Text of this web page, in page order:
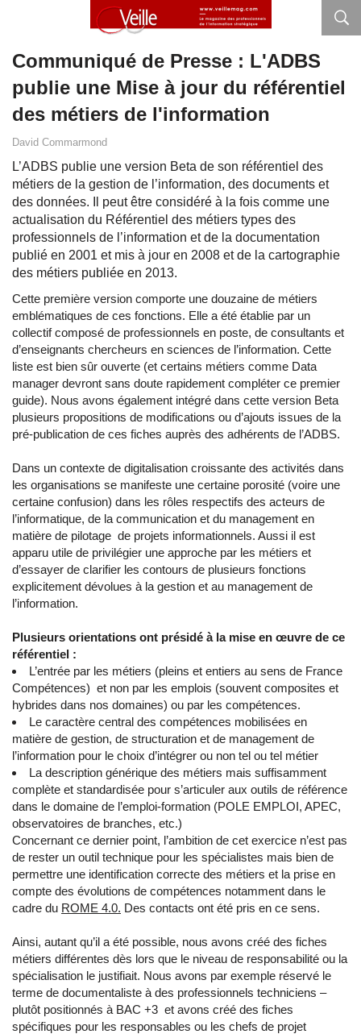
Communiqué de Presse : L'ADBS
publie une Mise à jour du référentiel
des métiers de l'information
David Commarmond
L’ADBS publie une version Beta de son référentiel des
métiers de la gestion de l’information, des documents et
des données. Il peut être considéré à la fois comme une
actualisation du Référentiel des métiers types des
professionnels de l’information et de la documentation
publié en 2001 et mis à jour en 2008 et de la cartographie
des métiers publiée en 2013.
Cette première version comporte une douzaine de métiers
emblématiques de ces fonctions. Elle a été établie par un
collectif composé de professionnels en poste, de consultants et
d’enseignants chercheurs en sciences de l’information. Cette
liste est bien sûr ouverte (et certains métiers comme Data
manager devront sans doute rapidement compléter ce premier
guide). Nous avons également intégré dans cette version Beta
plusieurs propositions de modifications ou d’ajouts issues de la
pré-publication de ces fiches auprès des adhérents de l’ADBS.
Dans un contexte de digitalisation croissante des activités dans
les organisations se manifeste une certaine porosité (voire une
certaine confusion) dans les rôles respectifs des acteurs de
l’informatique, de la communication et du management en
matière de pilotage de projets informationnels. Aussi il est
apparu utile de privilégier une approche par les métiers et
d’essayer de clarifier les contours de plusieurs fonctions
explicitement dévolues à la gestion et au management de
l’information.
Plusieurs orientations ont présidé à la mise en œuvre de ce
référentiel :
L’entrée par les métiers (pleins et entiers au sens de France
Compétences) et non par les emplois (souvent composites et
hybrides dans nos domaines) ou par les compétences.
Le caractère central des compétences mobilisées en
matière de gestion, de structuration et de management de
l’information pour le choix d’intégrer ou non tel ou tel métier
La description générique des métiers mais suffisamment
complète et standardisée pour s’articuler aux outils de référence
dans le domaine de l’emploi-formation (POLE EMPLOI, APEC,
observatoires de branches, etc.)
Concernant ce dernier point, l’ambition de cet exercice n’est pas
de rester un outil technique pour les spécialistes mais bien de
permettre une identification correcte des métiers et la prise en
compte des évolutions de compétences notamment dans le
cadre du ROME 4.0. Des contacts ont été pris en ce sens.
Ainsi, autant qu’il a été possible, nous avons créé des fiches
métiers différentes dès lors que le niveau de responsabilité ou la
spécialisation le justifiait. Nous avons par exemple réservé le
terme de documentaliste à des professionnels techniciens –
plutôt positionnés à BAC +3 et avons créé des fiches
spécifiques pour les responsables ou les chefs de projet